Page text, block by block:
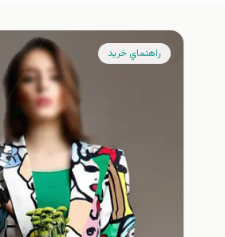
راهنماي خريد